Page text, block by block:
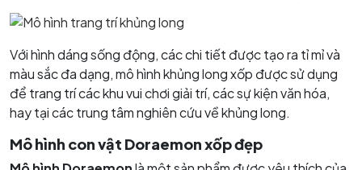
Với hình dáng sống động, các chi tiết được tạo ra tỉ mỉ và
màu sắc đa dạng, mô hình khủng long xốp được sử dụng
để trang trí các khu vui chơi giải trí, các sự kiện văn hóa,
hay tại các trung tâm nghiên cứu về khủng long.
Mô hình con vật Doraemon xốp đẹp